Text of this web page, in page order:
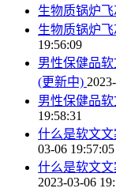
生物质锅炉
生物质锅炉
19:56:09
男性保健品
(更新中)
男性保健品
19:58:31
什么是软文
03-06 19:57:05
什么是软文文
2023-03-06